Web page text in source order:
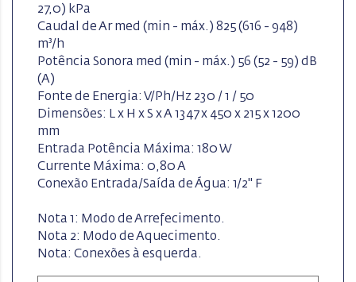
27,0) kPa
Caudal de Ar med (min - máx.) 825 (616 - 948)
m³/h
Potência Sonora med (min - máx.) 56 (52 - 59) dB
(A)
Fonte de Energia: V/Ph/Hz 230 / 1 / 50
Dimensões: L x H x S x A 1347 x 450 x 215 x 1200
mm
Entrada Potência Máxima: 180 W
Currente Máxima: 0,80 A
Conexão Entrada/Saída de Água: 1/2" F
Nota 1: Modo de Arrefecimento.
Nota 2: Modo de Aquecimento.
Nota: Conexões à esquerda.